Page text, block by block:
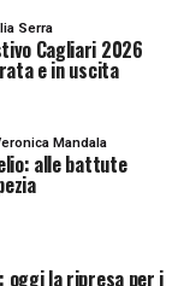
Serra
Cagliari 2026
e in uscita
Mandala
alle battute
oggi la ripresa per i